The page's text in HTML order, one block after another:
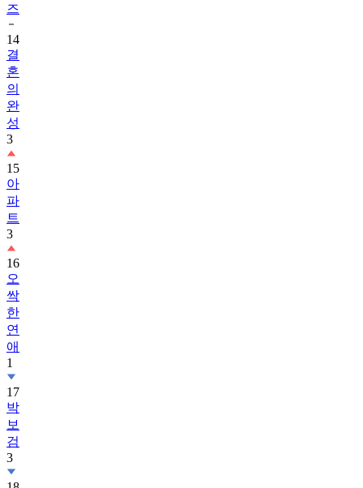
즈
14
결
혼
의
완
성
3
15
아
파
트
3
16
오
싹
한
연
애
1
17
박
보
검
3